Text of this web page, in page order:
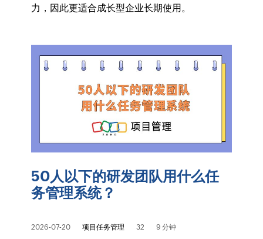
力，因此更适合成长型企业长期使用。
50人以下的研发团队用什么任
务管理系统？
2026-07-20 项目任务管理 32 9 分钟